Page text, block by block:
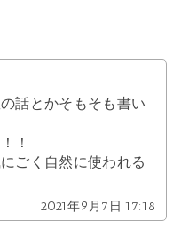
話とかそもそも書い
！
ごく自然に使われる
2021年9月7日 17:18